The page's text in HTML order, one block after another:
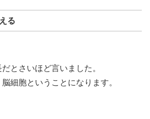
る
とさいほど言いました。
細胞ということになります。